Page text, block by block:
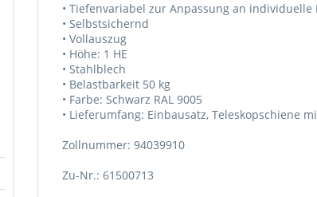
• Tiefenvariabel zur Anpassung an
• Selbstsichernd
• Vollauszug
• Höhe: 1 HE
• Stahlblech
• Belastbarkeit 50 kg
• Farbe: Schwarz RAL 9005
• Lieferumfang: Einbausatz, Teleskopschiene
Zollnummer: 94039910
Zu-Nr.: 61500713